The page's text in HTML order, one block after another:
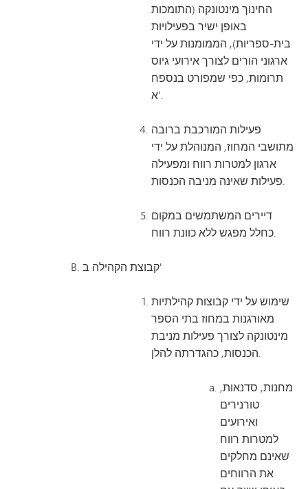
החינוך מינטונקה (התומכות
באופן ישיר בפעילויות
בית-ספריות), הממומנות על ידי
ארגוני הורים לצורך אירועי גיוס
תרומות, כפי שמפורט בנספח
א'.
פעילות המורכבת ברובה
מתושבי המחוז, המנוהלת על ידי
ארגון למטרות רווח ומפעילה
פעילות שאינה מניבה הכנסות.
דיירים המשתמשים במקום
כחלל מפגש ללא כוונת רווח.
קבוצת הקהילה ב'
שימוש על ידי קבוצות קהילתיות
מאורגנות במחוז בתי הספר
מינטונקה לצורך פעילות מניבת
הכנסות, כהגדרתה להלן.
מחנות, סדנאות,
טורנירים
ואירועים
למטרות רווח
שאינם מחלקים
את הרווחים